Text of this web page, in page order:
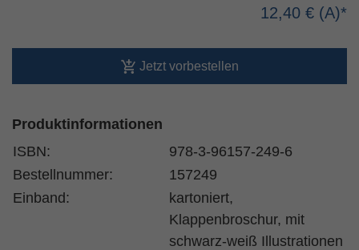
12,40 €
Jetzt vorbestellen
Produktinformationen
ISBN:
978-3-96157-249-6
Bestellnummer:
157249
Einband:
kartoniert,
Klappenbroschur, mit
schwarz-weiß Illustrationen